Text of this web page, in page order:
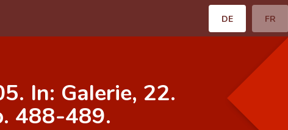
DE FR
In: Galerie, 22.
488-489.